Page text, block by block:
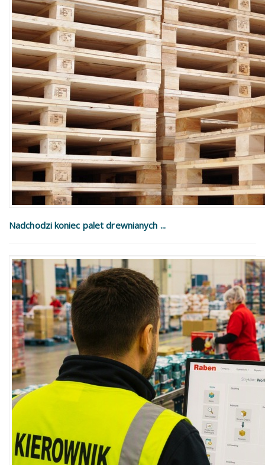
Nadchodzi koniec palet drewnianych ...